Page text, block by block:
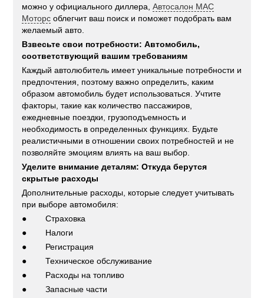
можно у официального диллера,Автосалон МАС
Моторс облегчит ваш поиск и поможет подобрать вам
желаемый авто.
Взвесьте свои потребности: Автомобиль,
соответствующий вашим требованиям
Каждый автолюбитель имеет уникальные потребности и
предпочтения, поэтому важно определить, каким
образом автомобиль будет использоваться. Учтите
факторы, такие как количество пассажиров,
ежедневные поездки, грузоподъемность и
необходимость в определенных функциях. Будьте
реалистичными в отношении своих потребностей и не
позволяйте эмоциям влиять на ваш выбор.
Уделите внимание деталям: Откуда берутся
скрытые расходы
Дополнительные расходы, которые следует учитывать
при выборе автомобиля:
● Страховка
● Налоги
● Регистрация
● Техническое обслуживание
● Расходы на топливо
● Запасные части